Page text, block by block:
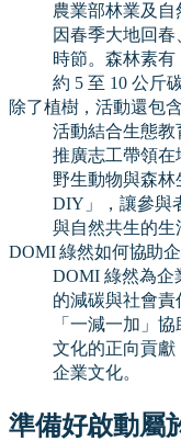
農業部林業及自
因春季大地回
時節。森林素
約 5 至 10 公斤
除了植樹，活動還包
活動結合生態
推廣志工帶領在
野生動物與森
DIY」，讓參與
與自然共生的生
DOMI 綠然如何協助
DOMI 綠然為企
的減碳與社會
「一減一加」
文化的正向貢獻
企業文化。
準備好啟動屬